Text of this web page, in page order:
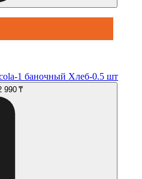
1 баночный Хлеб-0.5 шт
990 ₸